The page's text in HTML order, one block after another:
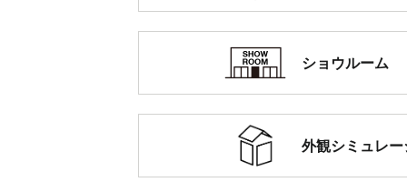
ショウルーム
外観シミュレ